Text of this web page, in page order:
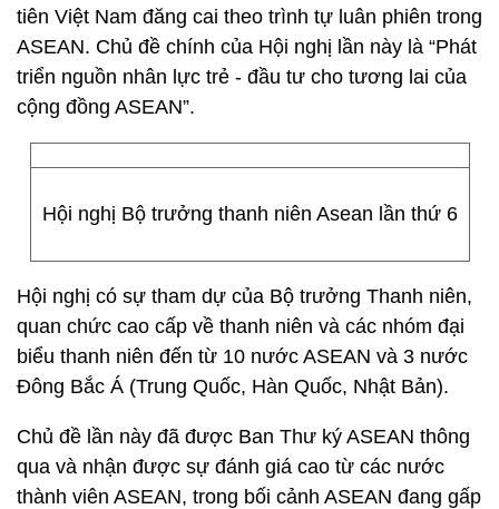
tiên Việt Nam đăng cai theo trình tự luân phiên trong
ASEAN. Chủ đề chính của Hội nghị lần này là “Phát
triển nguồn nhân lực trẻ - đầu tư cho tương lai của
cộng đồng ASEAN”.
Hội nghị Bộ trưởng thanh niên Asean lần thứ 6
Hội nghị có sự tham dự của Bộ trưởng Thanh niên,
quan chức cao cấp về thanh niên và các nhóm đại
biểu thanh niên đến từ 10 nước ASEAN và 3 nước
Đông Bắc Á (Trung Quốc, Hàn Quốc, Nhật Bản).
Chủ đề lần này đã được Ban Thư ký ASEAN thông
qua và nhận được sự đánh giá cao từ các nước
thành viên ASEAN, trong bối cảnh ASEAN đang gấp